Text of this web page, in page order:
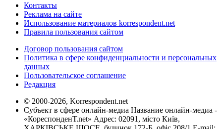
Контакты
Реклама на сайте
Использование материалов korrespondent.net
Правила пользования сайтом
Договор пользования сайтом
Политика в сфере конфиденциальности и персональных
данных
Пользовательское соглашение
Редакция
© 2000-2026, Korrespondent.net
Субъект в сфере онлайн-медиа Название онлайн-медиа -
«КореспонденТ.net» Адрес: 02091, місто Київ,